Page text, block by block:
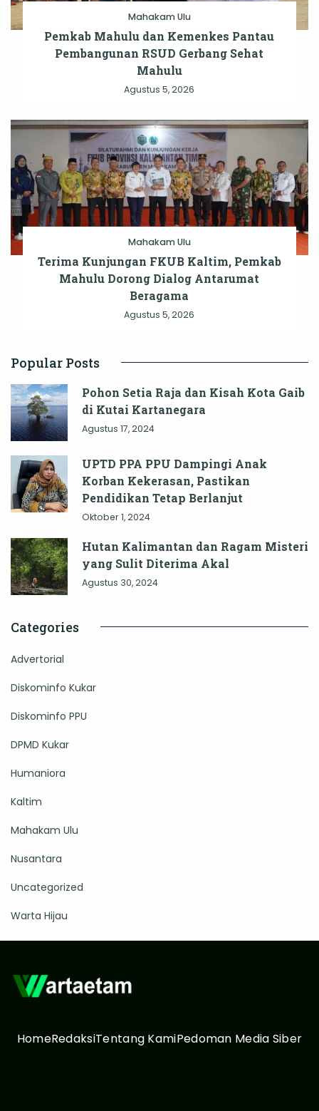
Mahakam Ulu
Pemkab Mahulu dan Kemenkes Pantau
Pembangunan RSUD Gerbang Sehat
Mahulu
Agustus 5, 2026
Mahakam Ulu
Terima Kunjungan FKUB Kaltim, Pemkab
Mahulu Dorong Dialog Antarumat
Beragama
Agustus 5, 2026
Popular Posts
Pohon Setia Raja dan Kisah Kota Gaib
di Kutai Kartanegara
Agustus 17, 2024
UPTD PPA PPU Dampingi Anak
Korban Kekerasan, Pastikan
Pendidikan Tetap Berlanjut
Oktober 1, 2024
Hutan Kalimantan dan Ragam Misteri
yang Sulit Diterima Akal
Agustus 30, 2024
Categories
Advertorial
Diskominfo Kukar
Diskominfo PPU
DPMD Kukar
Humaniora
Kaltim
Mahakam Ulu
Nusantara
Uncategorized
Warta Hijau
HomeRedaksiTentang KamiPedoman Media Siber